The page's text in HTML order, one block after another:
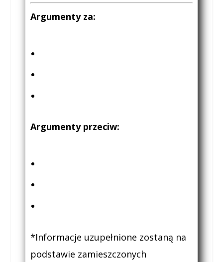
Argumenty za:
Argumenty przeciw:
*Informacje uzupełnione zostaną na
podstawie zamieszczonych